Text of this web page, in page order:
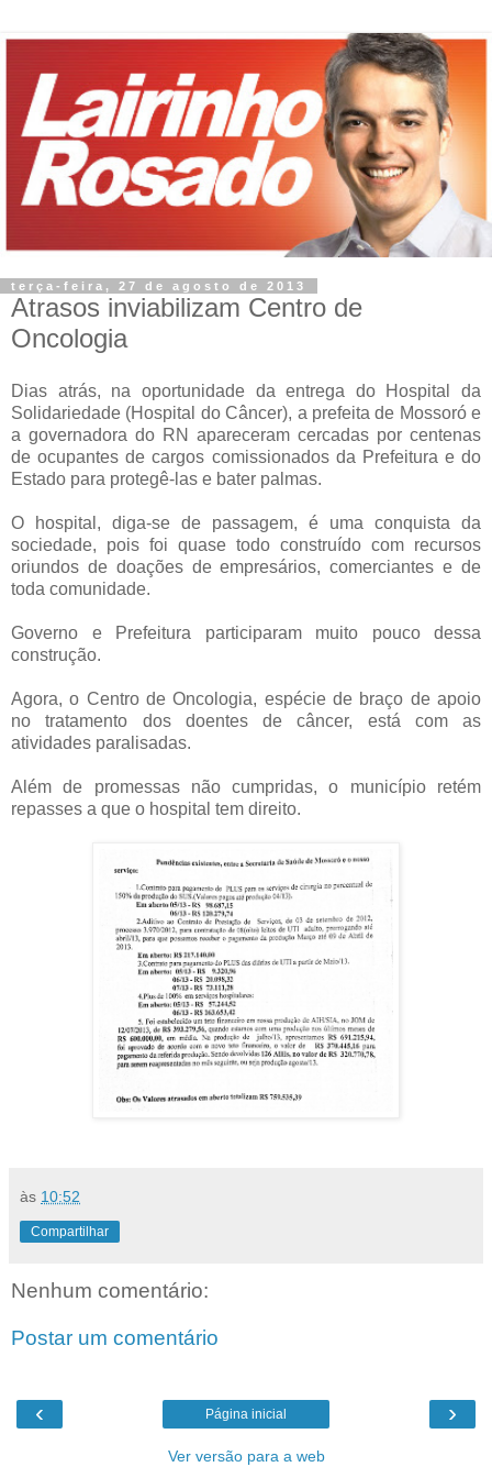
terça-feira, 27 de agosto de 2013
Atrasos inviabilizam Centro de
Oncologia
Dias atrás, na oportunidade da entrega do Hospital da
Solidariedade (Hospital do Câncer), a prefeita de Mossoró e
a governadora do RN apareceram cercadas por centenas
de ocupantes de cargos comissionados da Prefeitura e do
Estado para protegê-las e bater palmas.
O hospital, diga-se de passagem, é uma conquista da
sociedade, pois foi quase todo construído com recursos
oriundos de doações de empresários, comerciantes e de
toda comunidade.
Governo e Prefeitura participaram muito pouco dessa
construção.
Agora, o Centro de Oncologia, espécie de braço de apoio
no tratamento dos doentes de câncer, está com as
atividades paralisadas.
Além de promessas não cumpridas, o município retém
repasses a que o hospital tem direito.
às 10:52
Compartilhar
Nenhum comentário:
Postar um comentário
‹ ›
Página inicial
Ver versão para a web